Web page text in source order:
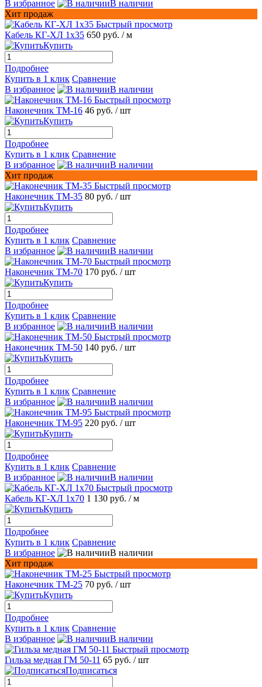
В избранное
В наличии
Хит продаж
Быстрый просмотр
Кабель КГ-ХЛ 1х35 650 руб. / м
Купить
Подробнее
Купить в 1 клик Сравнение
В избранное
В наличии
Быстрый просмотр
Наконечник ТМ-16 46 руб. / шт
Купить
Подробнее
Купить в 1 клик Сравнение
В избранное
В наличии
Хит продаж
Быстрый просмотр
Наконечник ТМ-35 80 руб. / шт
Купить
Подробнее
Купить в 1 клик Сравнение
В избранное
В наличии
Быстрый просмотр
Наконечник ТМ-70 170 руб. / шт
Купить
Подробнее
Купить в 1 клик Сравнение
В избранное
В наличии
Быстрый просмотр
Наконечник ТМ-50 140 руб. / шт
Купить
Подробнее
Купить в 1 клик Сравнение
В избранное
В наличии
Быстрый просмотр
Наконечник ТМ-95 220 руб. / шт
Купить
Подробнее
Купить в 1 клик Сравнение
В избранное
В наличии
Быстрый просмотр
Кабель КГ-ХЛ 1х70 1 130 руб. / м
Купить
Подробнее
Купить в 1 клик Сравнение
В избранное
В наличии
Хит продаж
Быстрый просмотр
Наконечник ТМ-25 70 руб. / шт
Купить
Подробнее
Купить в 1 клик Сравнение
В избранное
В наличии
Быстрый просмотр
Гильза медная ГМ 50-11 65 руб. / шт
Подписаться